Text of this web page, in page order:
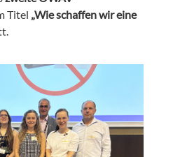
Titel „Wie schaffen wir eine